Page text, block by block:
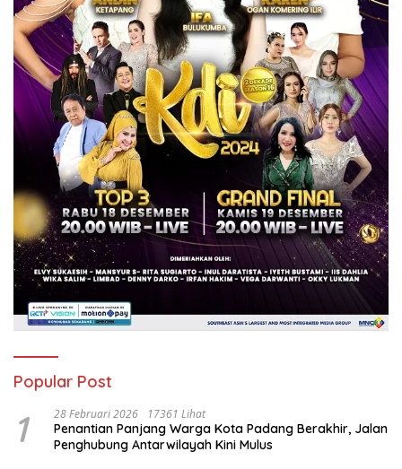
Popular Post
1 28 Februari 2026 17361 Lihat
Penantian Panjang Warga Kota Padang Berakhir, Jalan
Penghubung Antarwilayah Kini Mulus